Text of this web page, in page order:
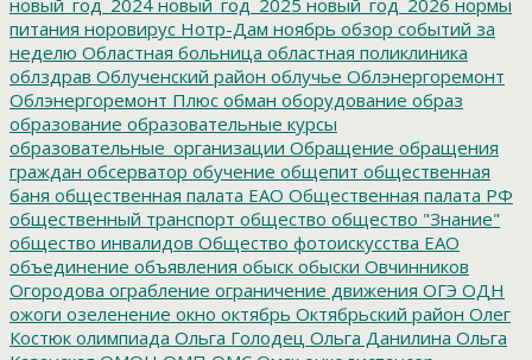
питания норовирус Нотр-Дам ноябрь обзор событий за
неделю Областная больница областная поликлиника
облздрав Облученский район облучье Облэнергоремонт
Облэнергоремонт Плюс обман оборудование образ
образование образовательные курсы
образовательные_организации Обращение обращения
граждан обсерватор обучение общепит общественная
баня общественная палата ЕАО Общественная палата РФ
общественный транспорт общество общество "Знание"
общество инвалидов Общество фотоискусства ЕАО
объединение объявления обыск обыски Овчинников
Огородова ограбление ограничение движения ОГЭ ОДН
ожоги озеленение окно октябрь Октябрьский район Олег
Костюк олимпиада Ольга Голодец Ольга Данилина Ольга